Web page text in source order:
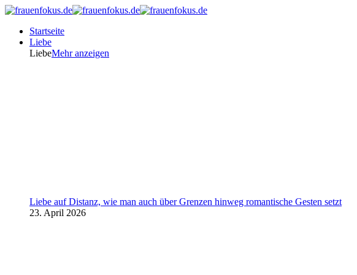
Startseite
Liebe
LiebeMehr anzeigen
Liebe auf Distanz, wie man auch über Grenzen hinweg romantische Gesten setzt
23. April 2026